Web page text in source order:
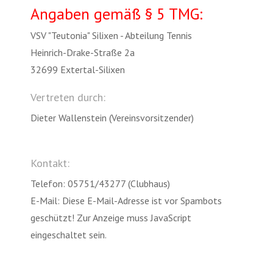
Angaben gemäß § 5 TMG:
VSV "Teutonia" Silixen - Abteilung Tennis
Heinrich-Drake-Straße 2a
32699 Extertal-Silixen
Vertreten durch:
Dieter Wallenstein (Vereinsvorsitzender)
Kontakt:
Telefon: 05751/43277 (Clubhaus)
E-Mail: Diese E-Mail-Adresse ist vor Spambots
geschützt! Zur Anzeige muss JavaScript
eingeschaltet sein.